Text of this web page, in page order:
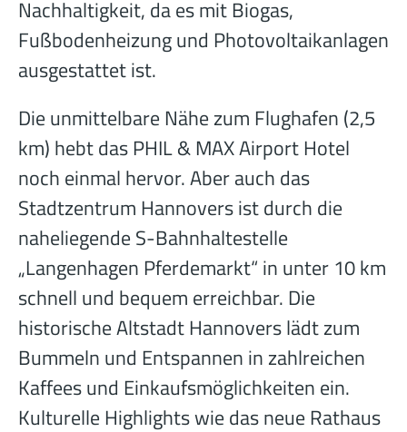
Nachhaltigkeit, da es mit Biogas,
Fußbodenheizung und Photovoltaikanlagen
ausgestattet ist.
Die unmittelbare Nähe zum Flughafen (2,5
km) hebt das PHIL & MAX Airport Hotel
noch einmal hervor. Aber auch das
Stadtzentrum Hannovers ist durch die
naheliegende S-Bahnhaltestelle
„Langenhagen Pferdemarkt“ in unter 10 km
schnell und bequem erreichbar. Die
historische Altstadt Hannovers lädt zum
Bummeln und Entspannen in zahlreichen
Kaffees und Einkaufsmöglichkeiten ein.
Kulturelle Highlights wie das neue Rathaus